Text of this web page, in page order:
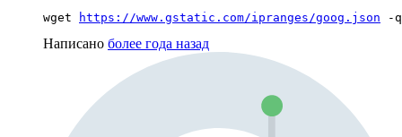
wget https://www.gstatic.com/ipranges/goog.json -
Написано более года назад